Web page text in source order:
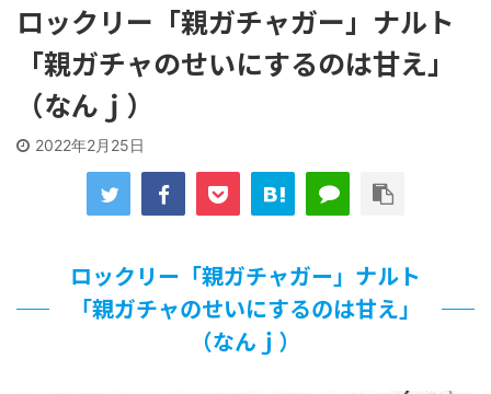
題歌歌うよ！
【R-18】真・女神転生 Road to the Transcendence【二次
創作】 第２０話
北原ももさんの挑発!!!
【画像】この女優さん、可愛すぎる
【遊戯王】いつ見ても覚醒だけ地属性との関連が意味不明だ
美少女図鑑AWARD2026グランプリ・榎本彩乃、グラビア披
露！透明感が凄い！！
【画像】『プリズマ☆イリヤ』の新グッズ、流石に一線を越
えてしまう
北原ももさんの挑発!!!
【画像】顔100点、体30点の女ｗｗｗ
ロックリー「親ガチャガー」ナルト
「親ガチャのせいにするのは甘え」
（なんｊ）
2022年2月25日
ロックリー「親ガチャガー」ナルト
「親ガチャのせいにするのは甘え」
（なんｊ）